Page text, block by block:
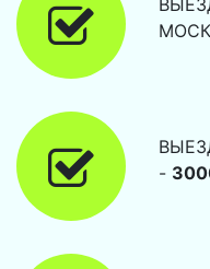
-